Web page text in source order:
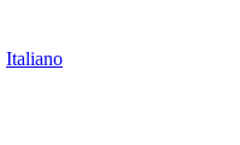
Italiano